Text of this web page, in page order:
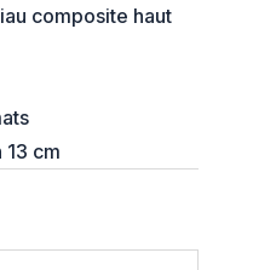
composite haut
13 cm